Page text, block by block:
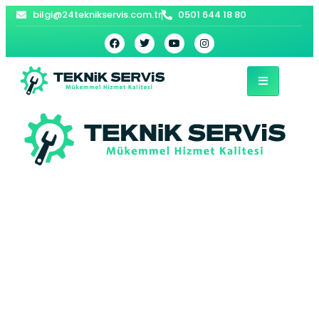
bilgi@24teknikservis.com.tr 0501 644 18 80